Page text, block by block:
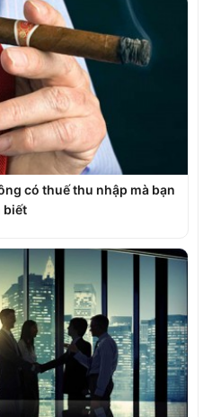
có thuế thu nhập mà bạn
biết